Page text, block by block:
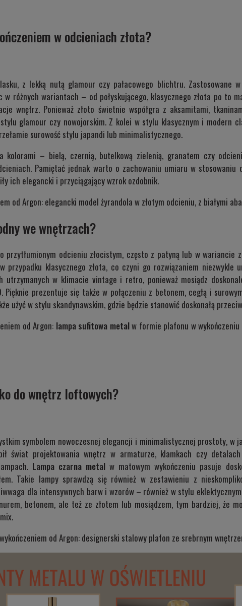
w odcieniach złota?
z lekką nutą glamour czy pałacowego blichtru. Zastosowane
w różnych wariantach – od połyskującego, klasycznego złota po to
wnętrz. Ponieważ złoto świetnie współgra z aksamitami,
glamour czy nowojorskim. Z kolei w stylu klasycznym i modern
surowość stylu japandi lub minimalistycznego.
kolorami – bielą, czernią, butelkową zielenią, granatem czy
Pamiętać jednak warto o zachowaniu umiaru w
ich elegancki i przyciągający wzrok ozdobnik.
od Argon: elegancki model żyrandola w złotym odcieniu, z białymi
we wnętrzach?
przytłumionym odcieniu złocistym, często z patyną lub w wariancie
przypadku klasycznego złota, co czyni go rozwiązaniem niezwykle
utrzymanych w klimacie vintage i retro, ponieważ mosiądz
prezentuje się także w połączeniu z betonem, cegłą i
użyć w stylu skandynawskim, gdzie będzie stanowić doskonałą
od Argon: lampa sufitowa metalw formie plafonu w
do wnętrz loftowych?
symbolem nowoczesnej elegancji i minimalistycznej prostoty, w
świat projektowania wnętrz w armaturze, klamkach czy
Lampa czarna metalw matowym wykończeniu pasuje
Takie lampy sprawdzą się również w zestawieniu z
dla intensywnych barw i wzorów – również w stylu
betonem, ale też ze złotem lub mosiądzem, tym bardziej, że
od Argon: designerski stalowy plafon ze srebrnym